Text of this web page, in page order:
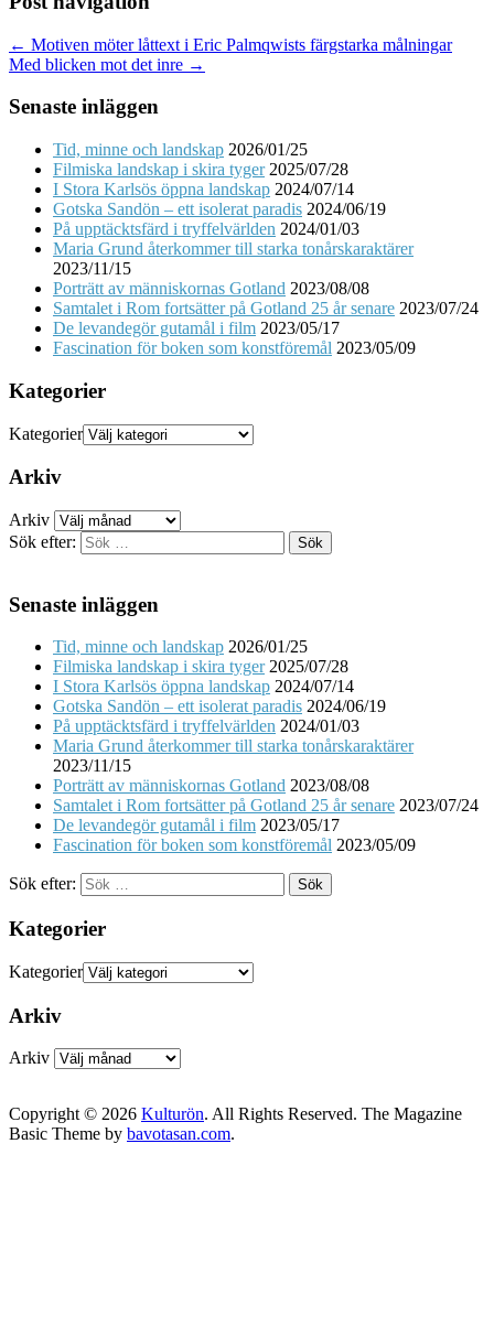
← Motiven möter låttext i Eric Palmqwists färgstarka målningar
Med blicken mot det inre →
Senaste inläggen
Tid, minne och landskap 2026/01/25
Filmiska landskap i skira tyger 2025/07/28
I Stora Karlsös öppna landskap 2024/07/14
Gotska Sandön – ett isolerat paradis 2024/06/19
På upptäcktsfärd i tryffelvärlden 2024/01/03
Maria Grund återkommer till starka tonårskaraktärer
2023/11/15
Porträtt av människornas Gotland 2023/08/08
Samtalet i Rom fortsätter på Gotland 25 år senare 2023/07/24
De levandegör gutamål i film 2023/05/17
Fascination för boken som konstföremål 2023/05/09
Kategorier
Kategorier
Arkiv
Arkiv
Sök efter:
Senaste inläggen
Tid, minne och landskap 2026/01/25
Filmiska landskap i skira tyger 2025/07/28
I Stora Karlsös öppna landskap 2024/07/14
Gotska Sandön – ett isolerat paradis 2024/06/19
På upptäcktsfärd i tryffelvärlden 2024/01/03
Maria Grund återkommer till starka tonårskaraktärer
2023/11/15
Porträtt av människornas Gotland 2023/08/08
Samtalet i Rom fortsätter på Gotland 25 år senare 2023/07/24
De levandegör gutamål i film 2023/05/17
Fascination för boken som konstföremål 2023/05/09
Sök efter:
Kategorier
Kategorier
Arkiv
Arkiv
Copyright © 2026 Kulturön. All Rights Reserved. The Magazine
Basic Theme by bavotasan.com.